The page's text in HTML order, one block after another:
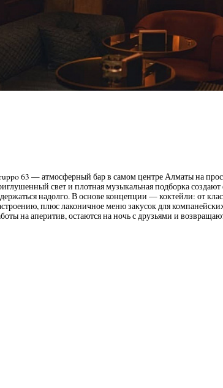
63 — атмосферный бар в самом центре Алматы на
свет и плотная музыкальная подборка
надолго. В основе концепции — коктейли: от
плюс лаконичное меню закусок для
на аперитив, остаются на ночь с друзьями и